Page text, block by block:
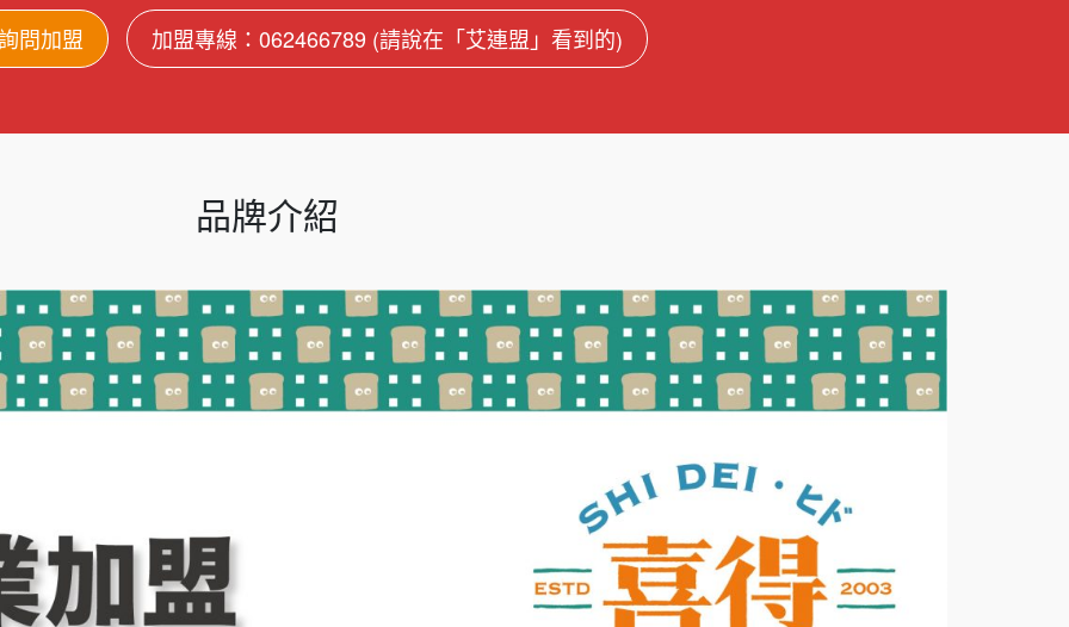
問加盟 加盟專線：062466789 (請說在「艾連盟」看到的)
品牌介紹